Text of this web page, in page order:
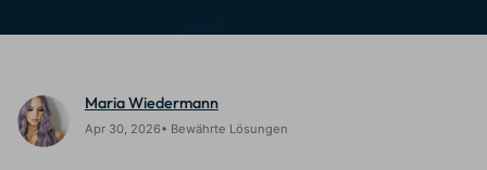
Lernen, ausdrücken und
erweitern Sie Ihre
Videobearbeitungs-
Spezialeffekt erzeugen
Suchen
Maria Wiedermann
Apr 30, 2026• Bewährte Lösungen